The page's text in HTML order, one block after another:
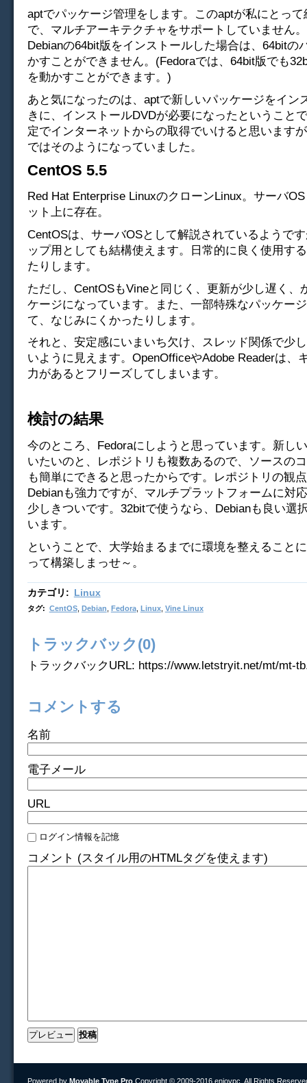
aptでパッケージ管理をします。このaptが私にとっ
で、マルチアーキテクチャをサポートしていません
Debianの64bit版をインストールした場合は、64bitの
かすことができません。(Fedoraでは、64bit版でも
を動かすことができます。)
あと気になったのは、aptで新しいパッケージをイン
きに、インストールDVDが必要になったということ
定でインターネットからの取得でいけると思います
ではそのようになっていました。
CentOS 5.5
Red Hat Enterprise LinuxのクローンLinux。サーバ
ット上に存在。
CentOSは、サーバOSとして解説されているようで
ップ用としても結構使えます。日常的に良く使用す
たりします。
ただし、CentOSもVineと同じく、更新が少し遅く、
ケージになっています。また、一部特殊なパッケー
て、なじみにくかったりします。
それと、安定感にいまいち欠け、スレッド関係で少
いように見えます。OpenOfficeやAdobe Readerは、
力があるとフリーズしてしまいます。
検討の結果
今のところ、Fedoraにしようと思っています。新し
いたいのと、レポジトリも複数あるので、ソースの
も簡単にできると思ったからです。レポジトリの観
Debianも強力ですが、マルチプラットフォームに対
少しきついです。32bitで使うなら、Debianも良い選
います。
ということで、大学始まるまでに環境を整えること
って構築しまっせ～。
カテゴリ : Linux
タグ: CentOS, Debian Fedora, Linux, Vine Linux
トラックバック(0)
トラックバックURL: https://www.letstryit.net/mt/mt-
コメントする
名前
電子メール
URL
ログイン情報を記憶
コメント (スタイル用のHTMLタグを使えます)
Powered by Movable Type Pro Copyright © 2009-2016 enjoypc. All Rights